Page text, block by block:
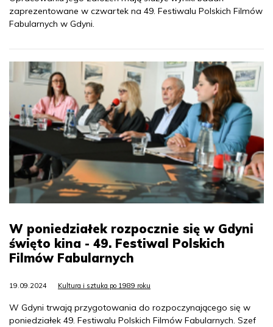
zaprezentowane w czwartek na 49. Festiwalu Polskich Filmów
Fabularnych w Gdyni.
W poniedziałek rozpocznie się w Gdyni
święto kina - 49. Festiwal Polskich
Filmów Fabularnych
19.09.2024 Kultura i sztuka po 1989 roku
W Gdyni trwają przygotowania do rozpoczynającego się w
poniedziałek 49. Festiwalu Polskich Filmów Fabularnych. Szef